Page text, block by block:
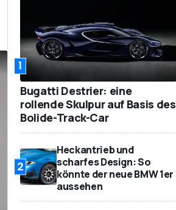
1
Bugatti Destrier: eine
rollende Skulpur auf Basis des
Bolide-Track-Car
2
Heckantrieb und
scharfes Design: So
könnte der neue BMW 1er
aussehen